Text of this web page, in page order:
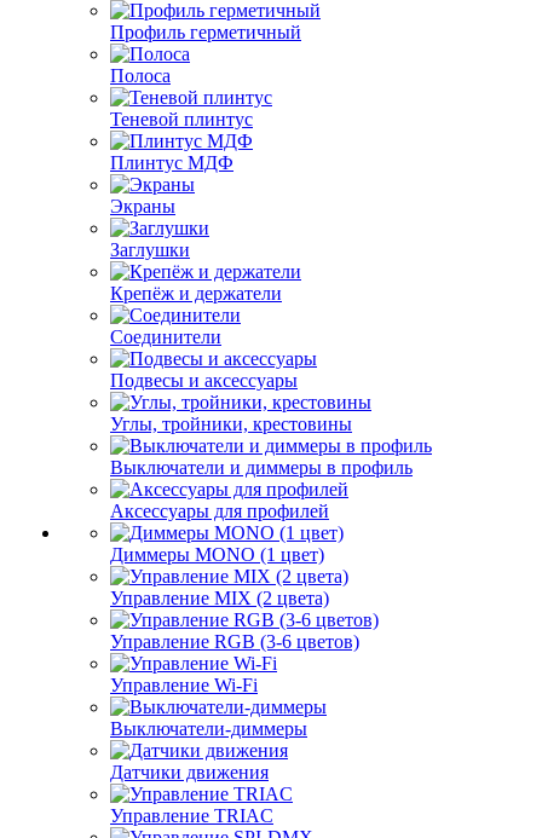
Профиль герметичный
Полоса
Теневой плинтус
Плинтус МДФ
Экраны
Заглушки
Крепёж и держатели
Соединители
Подвесы и аксессуары
Углы, тройники, крестовины
Выключатели и диммеры в профиль
Аксессуары для профилей
Диммеры MONO (1 цвет)
Управление MIX (2 цвета)
Управление RGB (3-6 цветов)
Управление Wi-Fi
Выключатели-диммеры
Датчики движения
Управление TRIAC